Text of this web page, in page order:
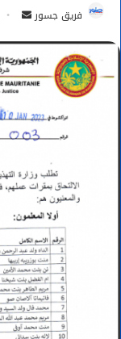
فريق جسور
أرسل